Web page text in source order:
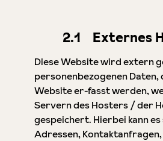
2.1 Externes
Diese Website wird extern
personenbezogenen Daten,
Website er-fasst werden,
Servern des Hosters / der
gespeichert. Hierbei kann es
Adressen,